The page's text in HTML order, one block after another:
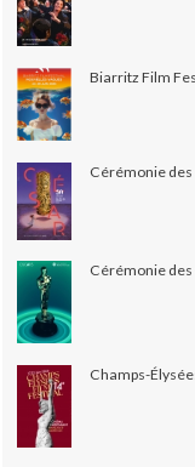
Biarritz Film
Cérémonie
Cérémonie
Champs-